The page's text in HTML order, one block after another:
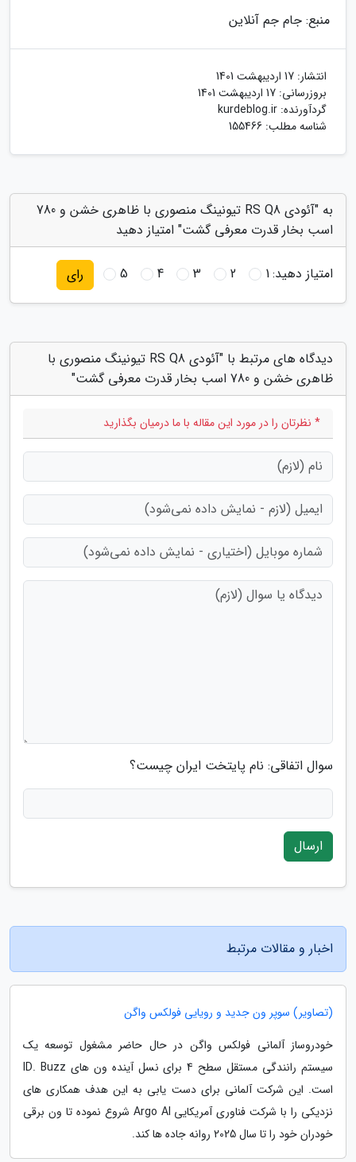
منبع: جام جم آنلاین
انتشار: 17 اردیبهشت 1401
بروزرسانی: 17 اردیبهشت 1401
گردآورنده: kurdeblog.ir
شناسه مطلب: 155466
به "آئودی RS Q8 تیونینگ منصوری با ظاهری خشن و 780
اسب بخار قدرت معرفی گشت" امتیاز دهید
امتیاز دهید:1
2
3
4
5 رای
دیدگاه های مرتبط با "آئودی RS Q8 تیونینگ منصوری با
ظاهری خشن و 780 اسب بخار قدرت معرفی گشت"
* نظرتان را در مورد این مقاله با ما درمیان بگذارید
سوال اتفاقی: نام پایتخت ایران چیست؟
ارسال
اخبار و مقالات مرتبط
(تصاویر) سوپر ون جدید و رویایی فولکس واگن
خودروساز آلمانی فولکس واگن در حال حاضر مشغول توسعه یک
سیستم رانندگی مستقل سطح 4 برای نسل آینده ون های ID. Buzz
است. این شرکت آلمانی برای دست یابی به این هدف همکاری های
نزدیکی را با شرکت فناوری آمریکایی Argo AI شروع نموده تا ون برقی
خودران خود را تا سال 2025 روانه جاده ها کند.